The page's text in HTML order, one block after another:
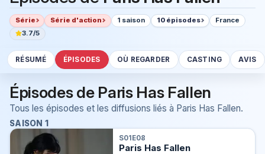
Série Série d'action 1 saison 10 épisodes
France
3.7/5
RÉSUMÉ ÉPISODES OÙ REGARDER CASTING AVIS
Épisodes de Paris Has Fallen
Tous les épisodes et les diffusions liés à Paris Has Fallen.
SAISON 1
S01E08
Paris Has Fallen